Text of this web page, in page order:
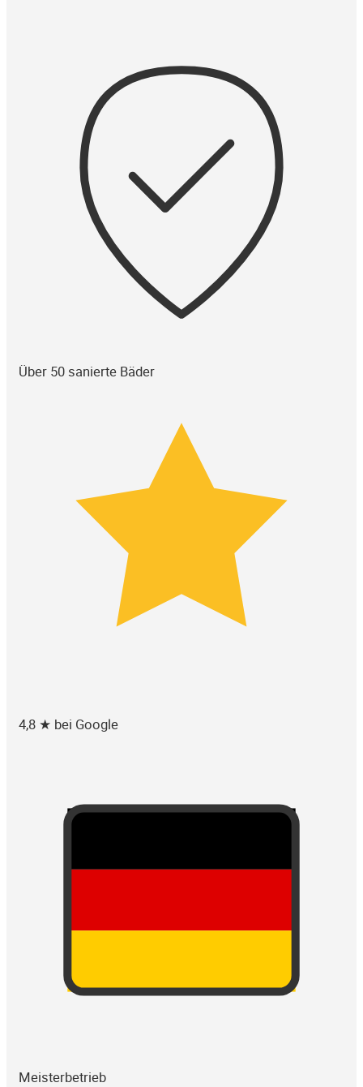
Über 50 sanierte Bäder
4,8 ★ bei Google
Meisterbetrieb